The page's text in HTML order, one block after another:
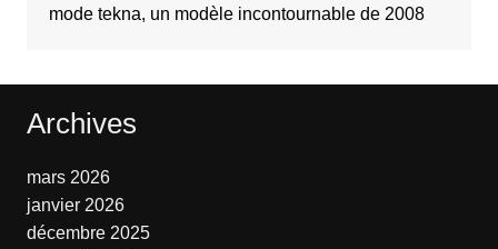
mode tekna, un modèle incontournable de 2008
Archives
mars 2026
janvier 2026
décembre 2025